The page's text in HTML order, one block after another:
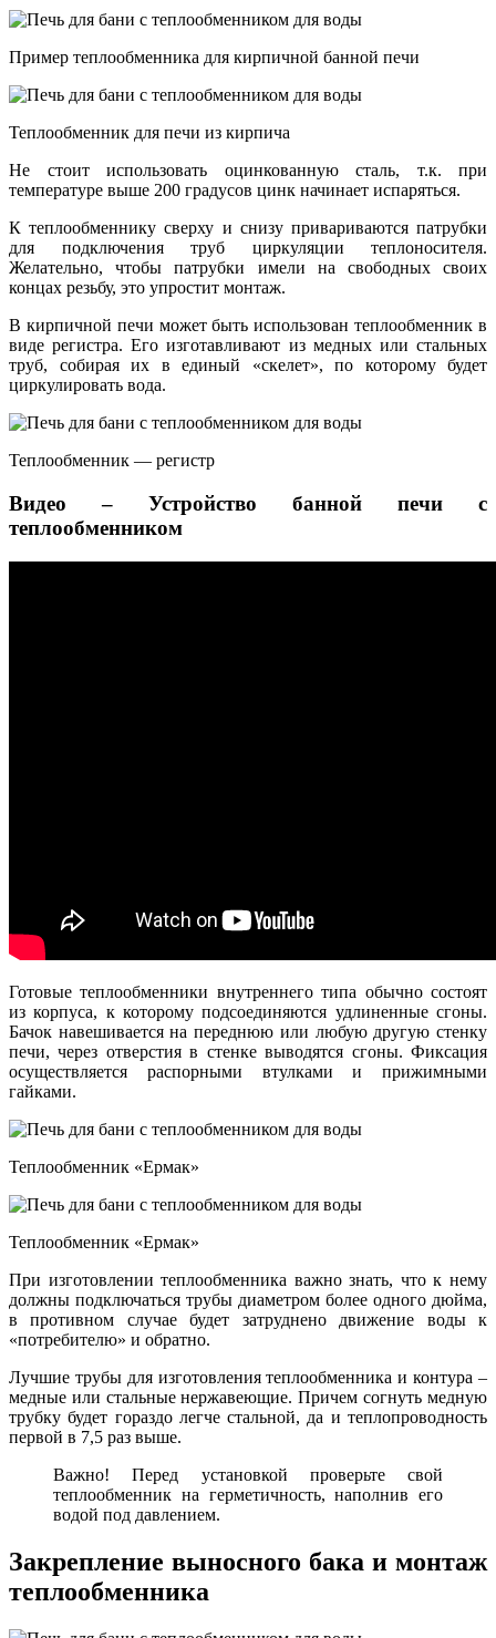
Пример теплообменника для кирпичной банной печи
Теплообменник для печи из кирпича
Не стоит использовать оцинкованную сталь, т.к. при
температуре выше 200 градусов цинк начинает испаряться.
К теплообменнику сверху и снизу привариваются патрубки
для подключения труб циркуляции теплоносителя.
Желательно, чтобы патрубки имели на свободных своих
концах резьбу, это упростит монтаж.
В кирпичной печи может быть использован теплообменник в
виде регистра. Его изготавливают из медных или стальных
труб, собирая их в единый «скелет», по которому будет
циркулировать вода.
Теплообменник — регистр
Видео – Устройство банной печи с
теплообменником
Готовые теплообменники внутреннего типа обычно состоят
из корпуса, к которому подсоединяются удлиненные сгоны.
Бачок навешивается на переднюю или любую другую стенку
печи, через отверстия в стенке выводятся сгоны. Фиксация
осуществляется распорными втулками и прижимными
гайками.
Теплообменник «Ермак»
Теплообменник «Ермак»
При изготовлении теплообменника важно знать, что к нему
должны подключаться трубы диаметром более одного дюйма,
в противном случае будет затруднено движение воды к
«потребителю» и обратно.
Лучшие трубы для изготовления теплообменника и контура –
медные или стальные нержавеющие. Причем согнуть медную
трубку будет гораздо легче стальной, да и теплопроводность
первой в 7,5 раз выше.
Важно! Перед установкой проверьте свой
теплообменник на герметичность, наполнив его
водой под давлением.
Закрепление выносного бака и монтаж
теплообменника